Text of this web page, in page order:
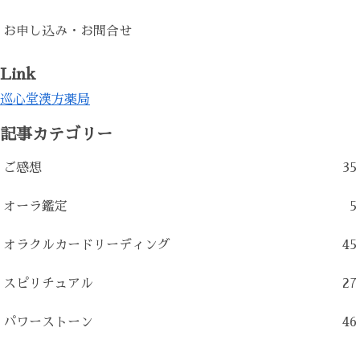
お申し込み・お問合せ
Link
巡心堂漢方薬局
記事カテゴリー
ご感想 35
オーラ鑑定 5
オラクルカードリーディング 45
スピリチュアル 27
パワーストーン 46